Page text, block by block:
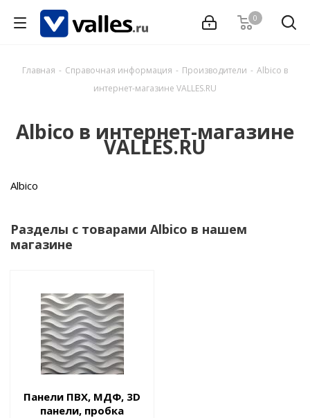
0
Главная - Справочная информация - Производители - Albico в
интернет-магазине VALLES.RU
Albico в интернет-магазине
VALLES.RU
Albico
Разделы с товарами Albico в нашем
магазине
Панели ПВХ, МДФ, 3D
панели, пробка